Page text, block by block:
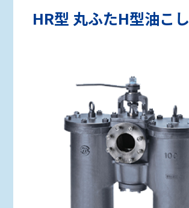
HR型 丸ふたH型油こし